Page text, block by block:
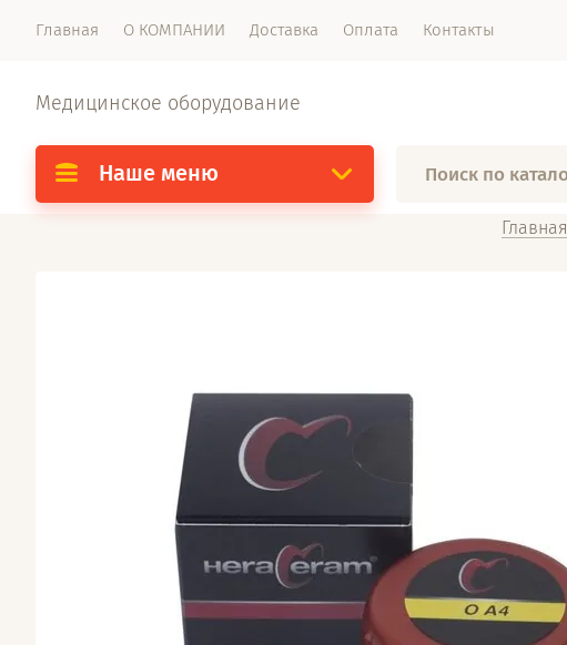
Главная О КОМПАНИИ Доставка Оплата Контакты
Медицинское оборудование
Наше меню
Главная